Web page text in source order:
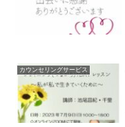
カウンセリングサービス